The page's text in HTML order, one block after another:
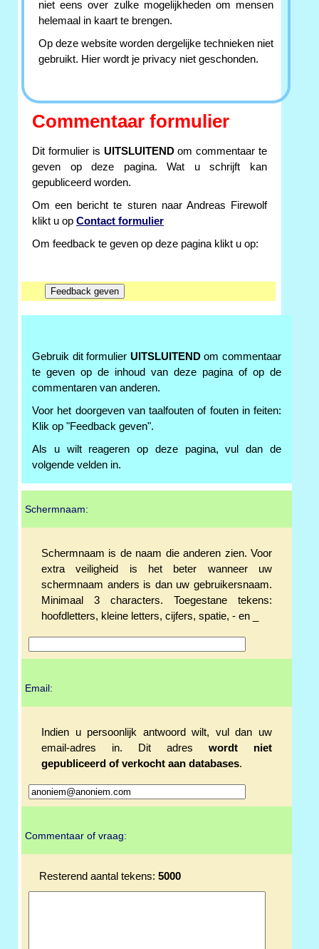
niet eens over zulke mogelijkheden om mensen
helemaal in kaart te brengen.
Op deze website worden dergelijke technieken niet
gebruikt. Hier wordt je privacy niet geschonden.
Commentaar formulier
Dit formulier is UITSLUITENDom commentaar te
geven op deze pagina. Wat u schrijft kan
gepubliceerd worden.
Om een bericht te sturen naar Andreas Firewolf
klikt u op Contact formulier
Om feedback te geven op deze pagina klikt u op:
Gebruik dit formulier UITSLUITENDom commentaar
te geven op de inhoud van deze pagina of op de
commentaren van anderen.
Voor het doorgeven van taalfouten of fouten in feiten:
Klik op "Feedback geven".
Als u wilt reageren op deze pagina, vul dan de
volgende velden in.
Schermnaam:
Schermnaam is de naam die anderen zien. Voor
extra veiligheid is het beter wanneer uw
schermnaam anders is dan uw gebruikersnaam.
Minimaal 3 characters. Toegestane tekens:
hoofdletters, kleine letters, cijfers, spatie, - en _
Email:
Indien u persoonlijk antwoord wilt, vul dan uw
email-adres in. Dit adres wordt niet
gepubliceerd of verkocht aan databases.
Commentaar of vraag:
Resterend aantal tekens: 5000